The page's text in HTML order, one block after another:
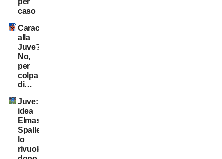
per
caso
Caracciolo
alla
Juve?
No,
per
colpa
di…
Juve:
idea
Elmas.
Spalletti
lo
rivuole